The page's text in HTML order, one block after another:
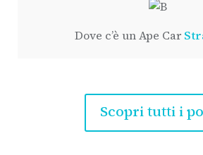
Dove c’è un Ape Car
Scopri tutti i